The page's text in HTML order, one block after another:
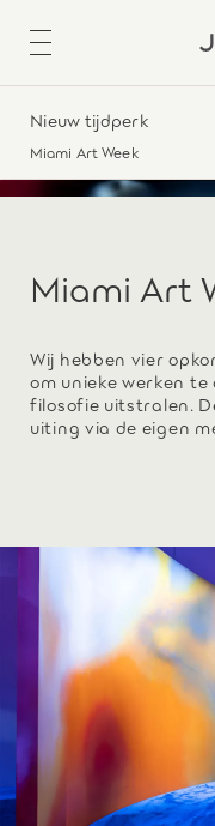
Nieuw tijdperk
Miami Art Week
Miami Art
Wij hebben vier
om unieke werken te
filosofie uitstralen.
uiting via de eigen